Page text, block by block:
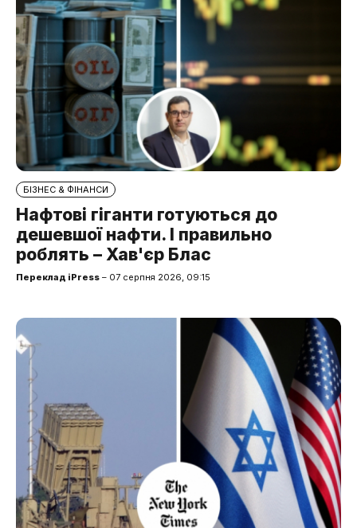
БІЗНЕС & ФІНАНСИ
Нафтові гіганти готуються до
дешевшої нафти. І правильно
роблять – Хав'єр Блас
Переклад iPress – 07 серпня 2026, 09:15